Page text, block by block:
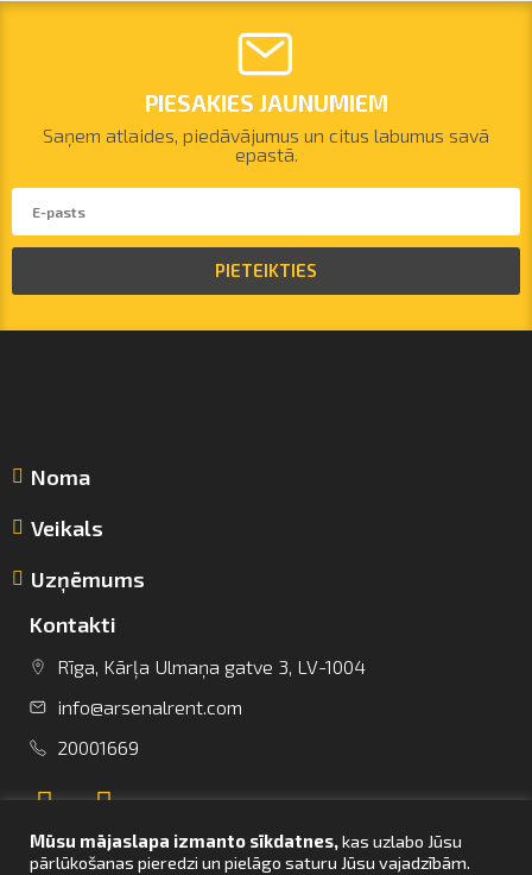
info@arsenalrent.com
+37120001669
Lietuva Latvija Igaunija
PIESAKIES JAUNUMIEM
Saņem atlaides, piedāvājumus un citus labumus savā
epastā.
PIETEIKTIES
Noma
Veikals
Uzņēmums
Kontakti
Rīga, Kārļa Ulmaņa gatve 3, LV-1004
info@arsenalrent.com
20001669
Mūsu mājaslapa izmanto sīkdatnes,kas uzlabo Jūsu
pārlūkošanas pieredzi un pielāgo saturu Jūsu vajadzībām.